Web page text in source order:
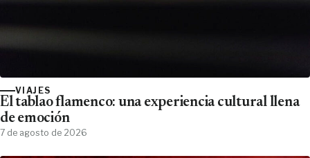
VIAJES
El tablao flamenco: una experiencia cultural llena
de emoción
7 de agosto de 2026